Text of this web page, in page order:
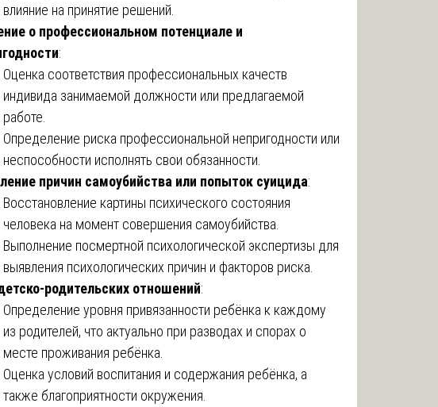
влияние на принятие решений.
о профессиональном потенциале и
:
Оценка соответствия профессиональных качеств
индивида занимаемой должности или предлагаемой
работе.
Определение риска профессиональной непригодности или
неспособности исполнять свои обязанности.
причин самоубийства или попыток суицида:
Восстановление картины психического состояния
человека на момент совершения самоубийства.
Выполнение посмертной психологической экспертизы для
выявления психологических причин и факторов риска.
родительских отношений:
Определение уровня привязанности ребёнка к каждому
из родителей, что актуально при разводах и спорах о
месте проживания ребёнка.
Оценка условий воспитания и содержания ребёнка, а
также благоприятности окружения.